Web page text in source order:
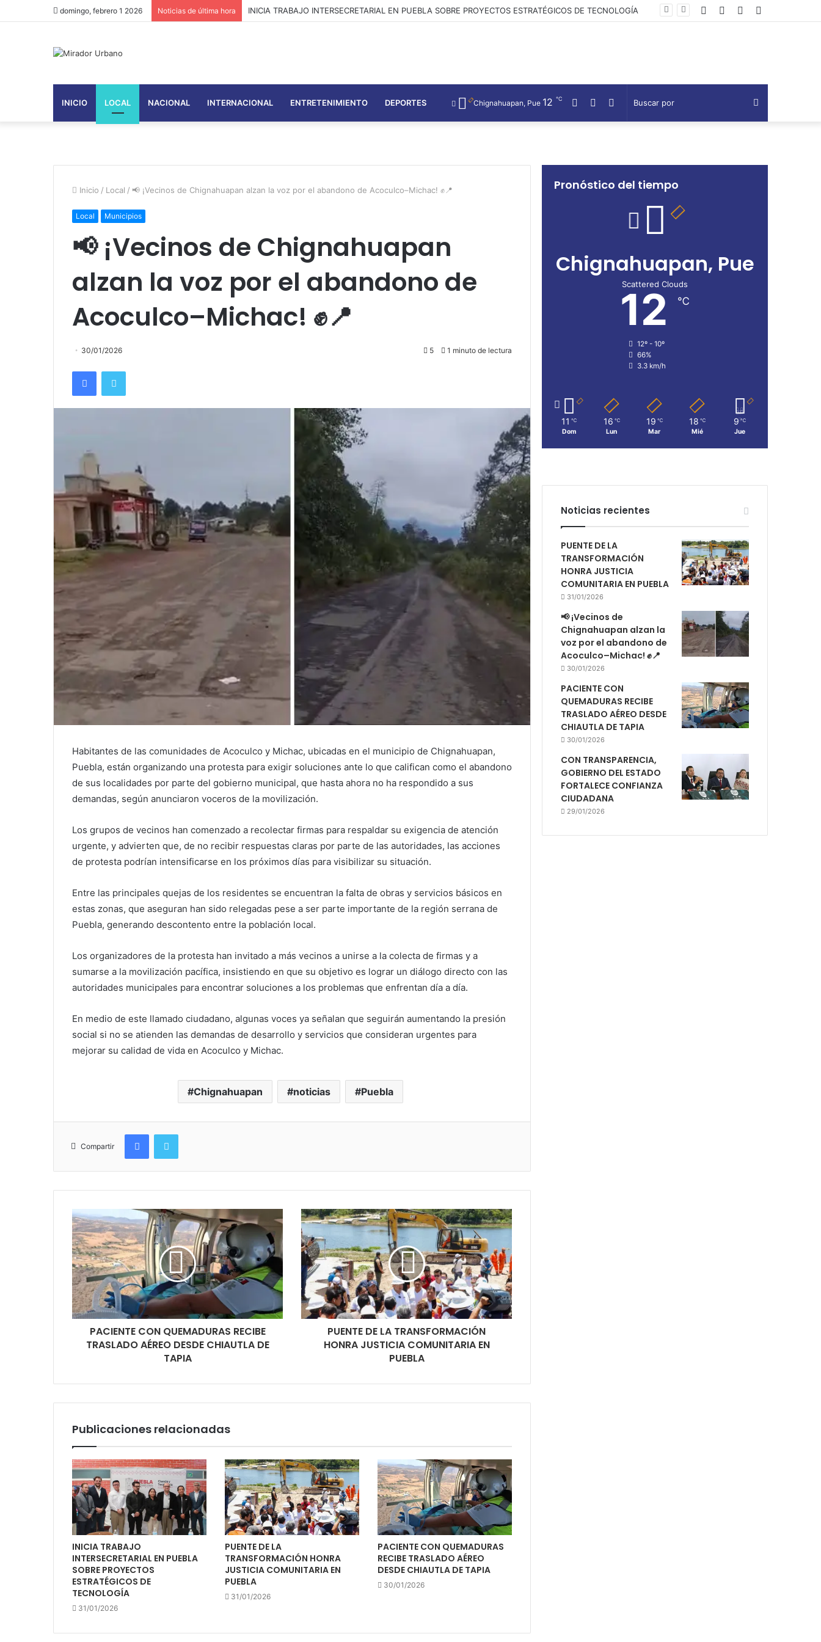
domingo, febrero 1 2026 Noticias de última hora PUENTE DE LA TRANSFORMACIÓN HONRA JUSTICIA COMUNITARIA EN PUEBLA Telegram
Twitter
Facebook
INICIO LOCAL NACIONAL INTERNACIONAL ENTRETENIMIENTO DEPORTES Buscar
Telegram
Twitter
Facebook
Chignahuapan, Pue 12 ℃
Inicio / Local / 📢 ¡Vecinos de Chignahuapan alzan la voz por el abandono de Acoculco–Michac! ✊📍
Local Municipios
📢 ¡Vecinos de Chignahuapan
alzan la voz por el abandono de
Acoculco–Michac! ✊📍
30/01/2026 5 1 minuto de lectura
FacebookTwitter
Habitantes de las comunidades de Acoculco y Michac, ubicadas en el municipio de Chignahuapan,
Puebla, están organizando una protesta para exigir soluciones ante lo que califican como el abandono
de sus localidades por parte del gobierno municipal, que hasta ahora no ha respondido a sus
demandas, según anunciaron voceros de la movilización.
Los grupos de vecinos han comenzado a recolectar firmas para respaldar su exigencia de atención
urgente, y advierten que, de no recibir respuestas claras por parte de las autoridades, las acciones
de protesta podrían intensificarse en los próximos días para visibilizar su situación.
Entre las principales quejas de los residentes se encuentran la falta de obras y servicios básicos en
estas zonas, que aseguran han sido relegadas pese a ser parte importante de la región serrana de
Puebla, generando descontento entre la población local.
Los organizadores de la protesta han invitado a más vecinos a unirse a la colecta de firmas y a
sumarse a la movilización pacífica, insistiendo en que su objetivo es lograr un diálogo directo con las
autoridades municipales para encontrar soluciones a los problemas que enfrentan día a día.
En medio de este llamado ciudadano, algunas voces ya señalan que seguirán aumentando la presión
social si no se atienden las demandas de desarrollo y servicios que consideran urgentes para
mejorar su calidad de vida en Acoculco y Michac.
Chignahuapan noticias Puebla
Compartir
FacebookTwitter
PACIENTE CON QUEMADURAS RECIBE
TRASLADO AÉREO DESDE CHIAUTLA DE
TAPIA
PUENTE DE LA TRANSFORMACIÓN
HONRA JUSTICIA COMUNITARIA EN
PUEBLA
Publicaciones relacionadas
INICIA TRABAJO
INTERSECRETARIAL EN PUEBLA
SOBRE PROYECTOS
ESTRATÉGICOS DE
TECNOLOGÍA
31/01/2026
PUENTE DE LA
TRANSFORMACIÓN HONRA
JUSTICIA COMUNITARIA EN
PUEBLA
31/01/2026
PACIENTE CON QUEMADURAS
RECIBE TRASLADO AÉREO
DESDE CHIAUTLA DE TAPIA
30/01/2026
Pronóstico del tiempo
Chignahuapan, Pue
Scattered Clouds
12 ℃
12º - 10º
66%
3.3 km/h
11 ℃
Dom
16 ℃
Lun
19 ℃
Mar
18 ℃
Mié
9 ℃
Jue
Noticias recientes
PUENTE DE LA
TRANSFORMACIÓN
HONRA JUSTICIA
COMUNITARIA EN PUEBLA
31/01/2026
📢 ¡Vecinos de
Chignahuapan alzan la
voz por el abandono de
Acoculco–Michac! ✊📍
30/01/2026
PACIENTE CON
QUEMADURAS RECIBE
TRASLADO AÉREO DESDE
CHIAUTLA DE TAPIA
30/01/2026
CON TRANSPARENCIA,
GOBIERNO DEL ESTADO
FORTALECE CONFIANZA
CIUDADANA
29/01/2026